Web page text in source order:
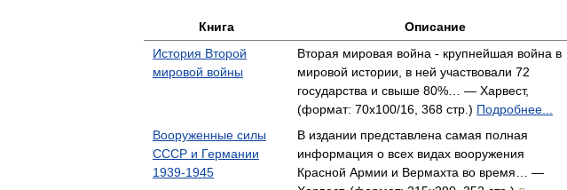
Книга Описание
История Второй
мировой войны
Вторая мировая война - крупнейшая война в
мировой истории, в ней участвовали 72
государства и свыше 80%… — Харвест,
(формат: 70x100/16, 368 стр.) Подробнее...
Вооруженные силы
СССР и Германии
1939-1945
В издании представлена самая полная
информация о всех видах вооружения
Красной Армии и Вермахта во время… —